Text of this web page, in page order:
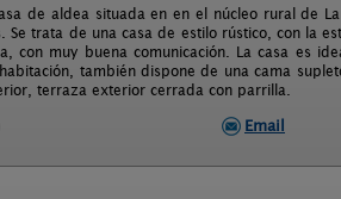
de aldea situada en en el núcleo rural de
Se trata de una casa de estilo rústico, con la
con muy buena comunicación. La casa es
también dispone de una cama
terraza exterior cerrada con parrilla.
Email